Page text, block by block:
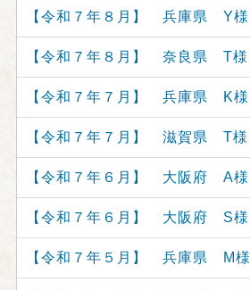
【令和７年８月】 兵庫県 Y様
【令和７年８月】 奈良県 T様
【令和７年７月】 兵庫県 K様
【令和７年７月】 滋賀県 T様
【令和７年６月】 大阪府 A様
【令和７年６月】 大阪府 S様
【令和７年５月】 兵庫県 M様